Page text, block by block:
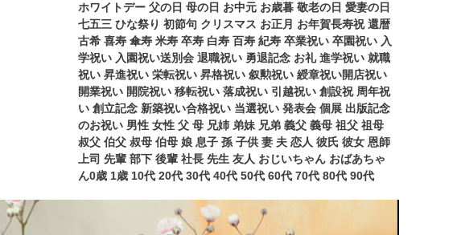
ホワイトデー 父の日 母の日 お中元 お歳暮 敬老の日 愛妻の日
七五三 ひな祭り 初節句 クリスマス お正月 お年賀長寿祝 還暦
古希 喜寿 傘寿 米寿 卒寿 白寿 百寿 紀寿 卒業祝い 卒園祝い 入
学祝い 入園祝い送別会 退職祝い 勇退記念 お礼 進学祝い 就職
祝い 昇進祝い 栄転祝い 昇格祝い 叙勲祝い 綬章祝い開店祝い
開業祝い 開院祝い 移転祝い 落成祝い 引越祝い 創設祝 周年祝
い 創立記念 新築祝い合格祝い 当選祝い 発表会 個展 出版記念
のお祝い 男性 女性 父 母 兄姉 弟妹 兄弟 義父 義母 祖父 祖母
叔父 伯父 叔母 伯母 娘 息子 孫 子供 妻 夫 恋人 彼氏 彼女 恩師
上司 先輩 部下 後輩 社長 先生 友人 おじいちゃん おばあちゃ
ん0歳 1歳 10代 20代 30代 40代 50代 60代 70代 80代 90代